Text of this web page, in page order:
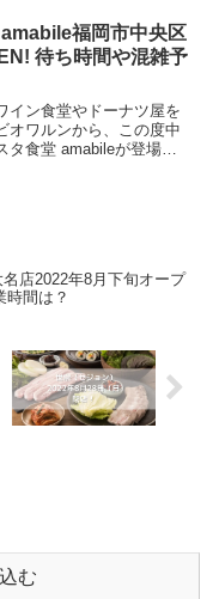
です。ビルの一室なの
きくなく、旦...
福岡市中央区
待ち時間や混雑予
イン食堂やドーナツ屋を
オワルンから、この度中
タ食堂 amabileが登場し
店2022年8月下旬オープ
時間は？
む